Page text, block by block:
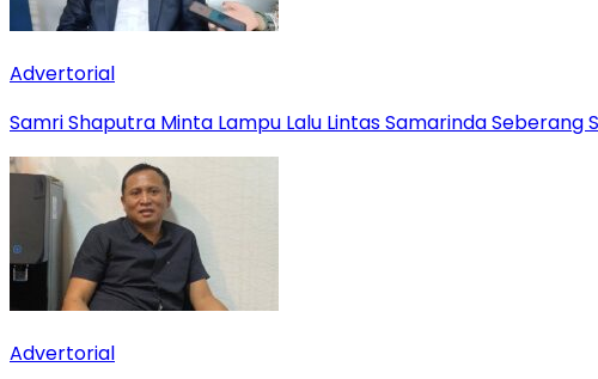
Advertorial
Samri Shaputra Minta Lampu Lalu Lintas Samarinda
Advertorial